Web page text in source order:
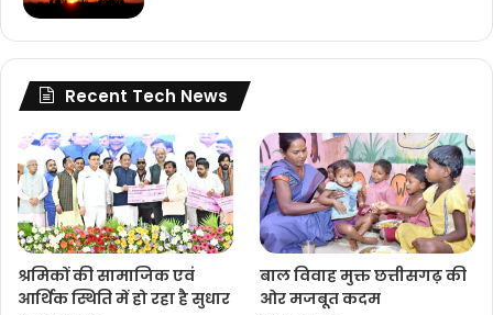
Recent Tech News
श्रमिकों की सामाजिक एवं
आर्थिक स्थिति में हो रहा है सुधार
बाल विवाह मुक्त छत्तीसगढ़ की
ओर मजबूत कदम